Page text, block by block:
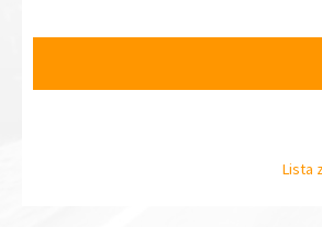
Lista